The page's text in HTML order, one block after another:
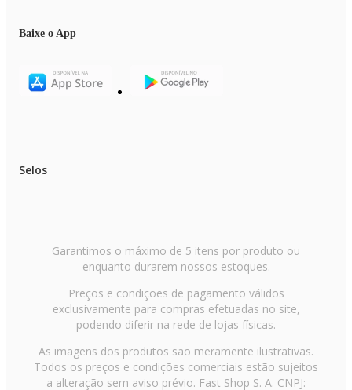
Baixe o App
Selos
Garantimos o máximo de 5 itens por produto ou
enquanto durarem nossos estoques.
Preços e condições de pagamento válidos
exclusivamente para compras efetuadas no site,
podendo diferir na rede de lojas físicas.
As imagens dos produtos são meramente ilustrativas.
Todos os preços e condições comerciais estão sujeitos
a alteração sem aviso prévio. Fast Shop S. A. CNPJ: